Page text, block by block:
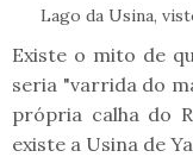
Lago da Usina,
Existe o mito de
seria "varrida do
própria calha do
existe a Usina de